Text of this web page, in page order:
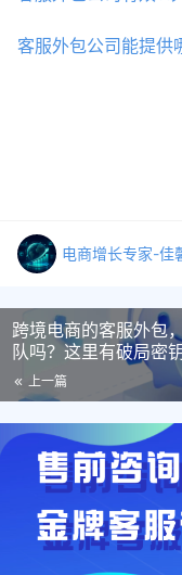
客服外包公司能提供
电商增长专家-佳
跨境电商的客服外包
队吗？这里有破局密
上一篇